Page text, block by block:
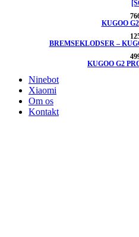
KUGOO
BREMSEKLODSER –
KUGOO G2
Ninebot
Xiaomi
Om os
Kontakt